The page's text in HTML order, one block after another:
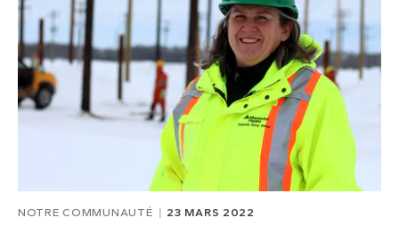
de
1
NOTRE COMMUNAUTÉ 23 MARS 2022